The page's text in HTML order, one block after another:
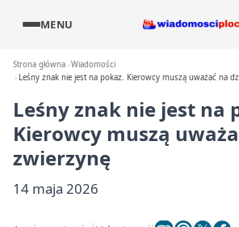
MENU
Strona główna Wiadomości
Leśny znak nie jest na pokaz. Kierowcy muszą uważać na
Leśny znak nie jest na
Kierowcy muszą
zwierzynę
14 maja 2026